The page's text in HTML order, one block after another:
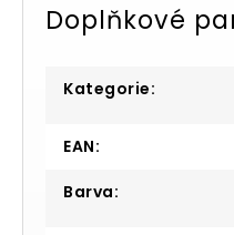
Doplňkové
Kategorie:
EAN:
Barva: